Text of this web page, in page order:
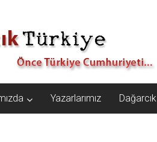
Yazarlarımız